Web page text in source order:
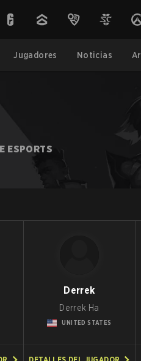
Jugadores Noticias
ESPORTS
Derrek
Derrek Ha
UNITED STATES
DETALLES DEL JUGADOR